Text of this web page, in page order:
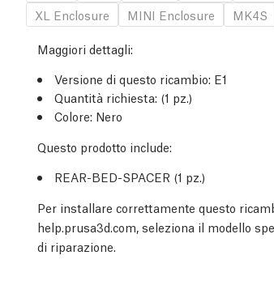
XL Enclosure
MINI Enclosure MK4S
Maggiori dettagli:
Versione di questo ricambio: E1
Quantità richiesta: (1 pz.)
Colore: Nero
Questo prodotto include:
REAR-BED-SPACER (1 pz.)
Per installare correttamente questo
help.prusa3d.com, seleziona il modello
di riparazione.